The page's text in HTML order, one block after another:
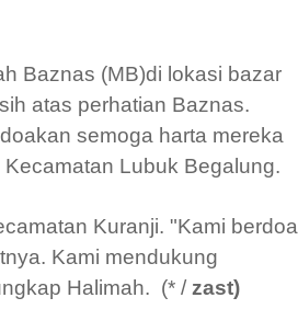
Baznas (MB)di lokasi bazar
atas perhatian Baznas.
semoga harta mereka
Lubuk Begalung.
Kuranji. "Kami berdoa
Kami mendukung
Halimah. (* / zast)